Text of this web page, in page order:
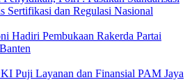
Sertifikasi dan Regulasi Nasional
Hadiri Pembukaan Rakerda Partai
Puji Layanan dan Finansial PAM Jaya